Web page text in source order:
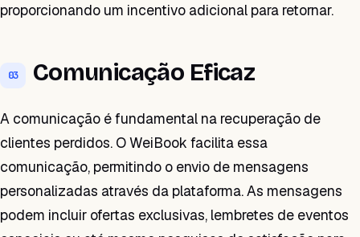
proporcionando um incentivo adicional para retornar.
03 Comunicação Eficaz
A comunicação é fundamental na recuperação de
clientes perdidos. O WeiBook facilita essa
comunicação, permitindo o envio de mensagens
personalizadas através da plataforma. As mensagens
podem incluir ofertas exclusivas, lembretes de eventos